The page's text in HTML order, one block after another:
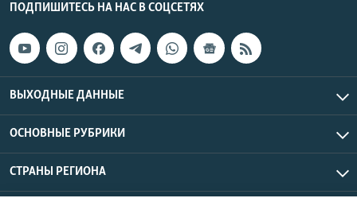
ПОДПИШИТЕСЬ НА НАС В СОЦСЕТЯХ
ВЫХОДНЫЕ ДАННЫЕ
ОСНОВНЫЕ РУБРИКИ
СТРАНЫ РЕГИОНА